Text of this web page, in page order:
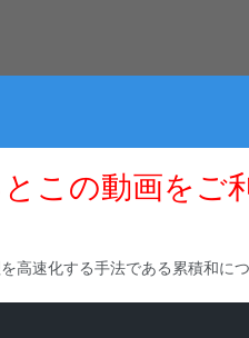
この動画をご
高速化する手法である累積和につ